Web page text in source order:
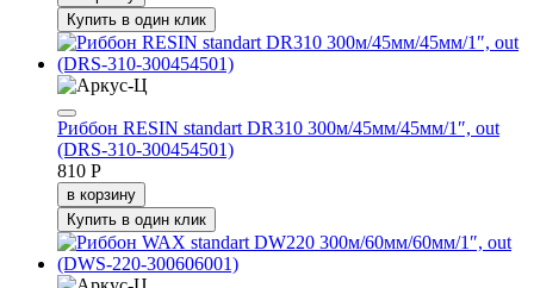
Купить в один клик
Риббон RESIN standart DR310 300м/45мм/45мм/1″, out
(DRS-310-300454501)
810 Р
в корзину
Купить в один клик